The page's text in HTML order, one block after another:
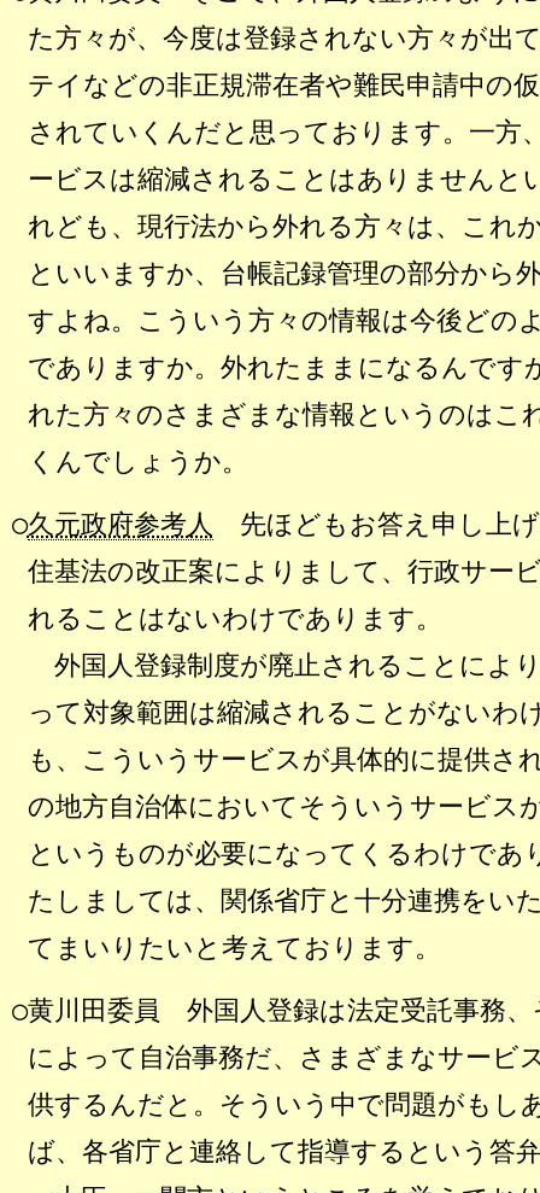
た方々が、今度は登録されない方々が出
テイなどの非正規滞在者や難民申請中の
されていくんだと思っております。一方
ービスは縮減されることはありませんと
れども、現行法から外れる方々は、これ
といいますか、台帳記録管理の部分から
すよね。こういう方々の情報は今後どの
でありますか。外れたままになるんです
れた方々のさまざまな情報というのはこ
くんでしょうか。
○久元政府参考人
先ほどもお答え申し上
住基法の改正案によりまして、行政サー
れることはないわけであります。
外国人登録制度が廃止されることによ
って対象範囲は縮減されることがないわ
も、こういうサービスが具体的に提供さ
の地方自治体においてそういうサービス
というものが必要になってくるわけであ
たしましては、関係省庁と十分連携をい
てまいりたいと考えております。
○黄川田委員
外国人登録は法定受託事務
によって自治事務だ、さまざまなサービ
供するんだと。そういう中で問題がもし
ば、各省庁と連絡して指導するという答